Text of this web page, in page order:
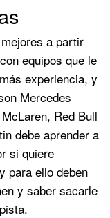
a partir
equipos que le
experiencia, y
Mercedes
Red Bull
debe aprender a
si quiere
para ello deben
y saber sacarle